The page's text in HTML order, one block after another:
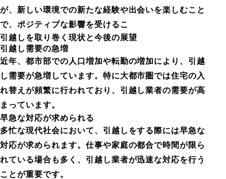
が、新しい環境での新たな経験や出会いを楽しむこと
で、ポジティブな影響を受けるこ
引越しを取り巻く現状と今後の展望
引越し需要の急増
近年、都市部での人口増加や転勤の増加により、引越
し需要が急増しています。特に大都市圏では住宅の入
れ替えが頻繁に行われており、引越し業者の需要が高
まっています。
早急な対応が求められる
多忙な現代社会において、引越しをする際には早急な
対応が求められます。仕事や家庭の都合で時間が限ら
れている場合も多く、引越し業者が迅速な対応を行う
ことが重要です。